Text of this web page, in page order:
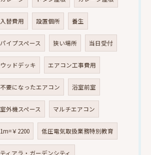
入替費用 設置個所 養生
パイプスペース 狭い場所 当日受付
ウッドデッキ エアコン工事費用
不要になったエアコン 浴室前室
室外機スペース マルチエアコン
1m=￥2200 低圧電気取扱業務特別教育
ティアラ・ガーデンシティ